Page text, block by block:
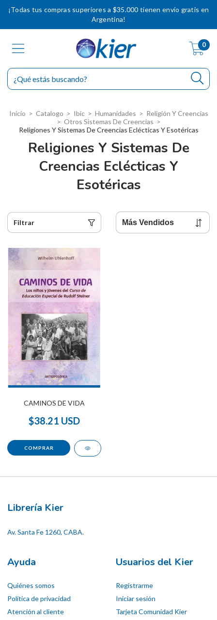
¡Todas tus compras superiores a $35.000 tienen envío gratis en
Argentina!
0
Inicio > Catalogo > Ibic > Humanidades > Religión Y Creencias
> Otros Sistemas De Creencias >
Religiones Y Sistemas De Creencias Eclécticas Y Esotéricas
Religiones Y Sistemas De
Creencias Eclécticas Y
Esotéricas
Filtrar
CAMINOS DE VIDA
$38.21 USD
Librería Kier
Av. Santa Fe 1260, CABA.
Ayuda
Quiénes somos
Política de privacidad
Atención al cliente
Usuarios del Kier
Registrarme
Iniciar sesión
Tarjeta Comunidad Kier